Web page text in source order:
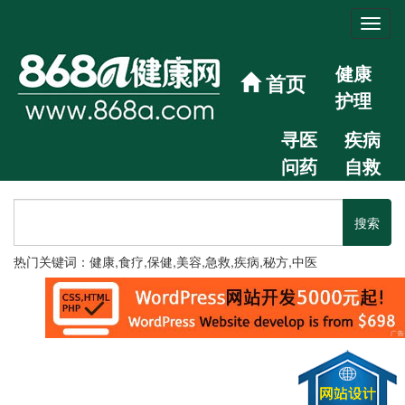
首页
健康
护理
寻医
问药
疾病
自救
热门关键词：健康,食疗,保健,美容,急救,疾病,秘方,中医